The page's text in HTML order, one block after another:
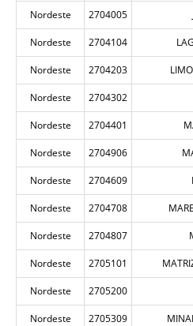
Nordeste 2704005
Nordeste 2704104
Nordeste 2704203
Nordeste 2704302
Nordeste 2704401
Nordeste 2704906
Nordeste 2704609
Nordeste 2704708
Nordeste 2704807
Nordeste 2705101
Nordeste 2705200
Nordeste 2705309